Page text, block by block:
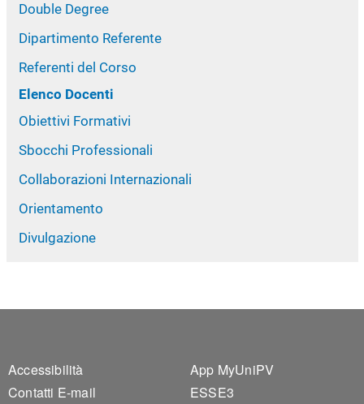
Double Degree
Dipartimento Referente
Referenti del Corso
Elenco Docenti
Obiettivi Formativi
Sbocchi Professionali
Collaborazioni Internazionali
Orientamento
Divulgazione
Footer 1
Accessibilità
Contatti E-mail
Footer 2
App MyUniPV
ESSE3